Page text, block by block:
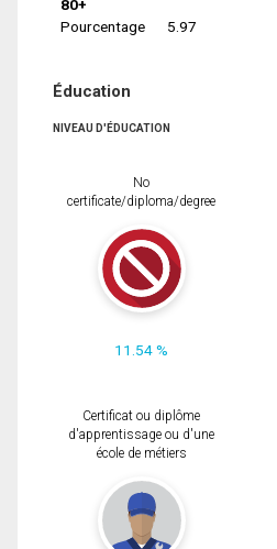
80+
Pourcentage
5.97
Éducation
NIVEAU D'ÉDUCATION
No
certificate/diploma/degree
11.54 %
Certificat ou diplôme
d'apprentissage ou d'une
école de métiers